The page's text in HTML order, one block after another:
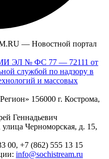
— Новостной портал
ЭЛ № ФС 77 — 72111 от
службой по надзору в
и массовых
156000 г. Кострома,
Геннадьевич
Черноморская, д. 15,
00, +7 (862) 555 13 15
info@sochistream.ru